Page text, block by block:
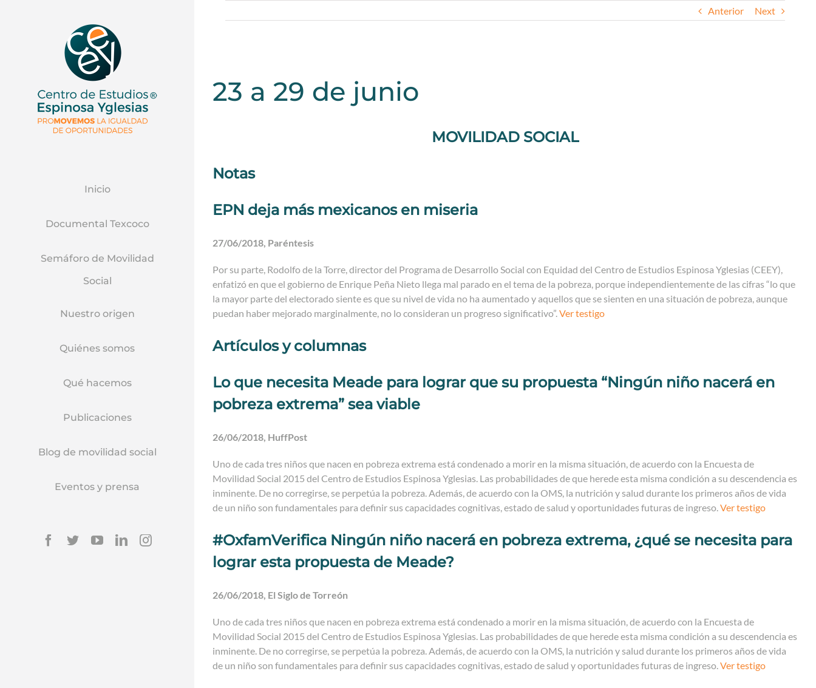
Inicio
Documental Texcoco
Semáforo de Movilidad
Social
Nuestro origen
Quiénes somos
Qué hacemos
Publicaciones
Blog de movilidad social
Eventos y prensa
Facebook
TwitterYouTubeLinkedinInstagram
Anterior Next
23 a 29 de junio
MOVILIDAD SOCIAL
Notas
EPN deja más mexicanos en miseria
27/06/2018, Paréntesis
Por su parte, Rodolfo de la Torre, director del Programa de Desarrollo Social con Equidad del Centro de Estudios Espinosa Yglesias (CEEY),
enfatizó en que el gobierno de Enrique Peña Nieto llega mal parado en el tema de la pobreza, porque independientemente de las cifras “lo que
la mayor parte del electorado siente es que su nivel de vida no ha aumentado y aquellos que se sienten en una situación de pobreza, aunque
puedan haber mejorado marginalmente, no lo consideran un progreso significativo”.Ver testigo
Artículos y columnas
Lo que necesita Meade para lograr que su propuesta “Ningún niño nacerá en
pobreza extrema” sea viable
26/06/2018, HuffPost
Uno de cada tres niños que nacen en pobreza extrema está condenado a morir en la misma situación, de acuerdo con la Encuesta de
Movilidad Social 2015 del Centro de Estudios Espinosa Yglesias. Las probabilidades de que herede esta misma condición a su descendencia es
inminente. De no corregirse, se perpetúa la pobreza. Además, de acuerdo con la OMS, la nutrición y salud durante los primeros años de vida
de un niño son fundamentales para definir sus capacidades cognitivas, estado de salud y oportunidades futuras de ingreso.Ver testigo
#OxfamVerifica Ningún niño nacerá en pobreza extrema, ¿qué se necesita para
lograr esta propuesta de Meade?
26/06/2018, El Siglo de Torreón
Uno de cada tres niños que nacen en pobreza extrema está condenado a morir en la misma situación, de acuerdo con la Encuesta de
Movilidad Social 2015 del Centro de Estudios Espinosa Yglesias. Las probabilidades de que herede esta misma condición a su descendencia es
inminente. De no corregirse, se perpetúa la pobreza. Además, de acuerdo con la OMS, la nutrición y salud durante los primeros años de vida
de un niño son fundamentales para definir sus capacidades cognitivas, estado de salud y oportunidades futuras de ingreso.Ver testigo